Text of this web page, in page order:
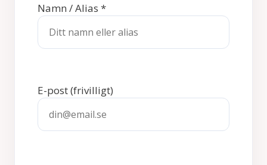
Namn / Alias *
E-post(frivilligt)